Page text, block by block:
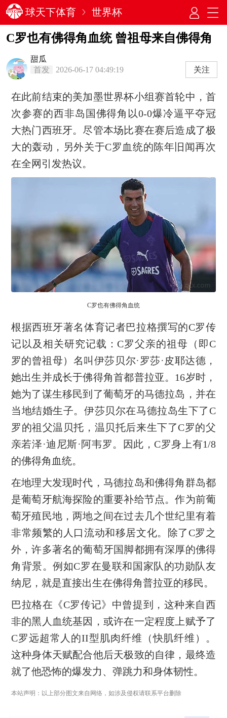
球天下体育 世界杯
C罗也有佛得角血统 曾祖母来自佛得角
甜瓜
首发
2026-06-17 04:49:19 关注
在此前结束的美加墨世界杯小组赛首轮中，首
次参赛的西非岛国佛得角以0-0爆冷逼平夺冠
大热门西班牙。尽管本场比赛在赛后造成了极
大的轰动，另外关于C罗血统的陈年旧闻再次
在全网引发热议。
C罗也有佛得角血统
根据西班牙著名体育记者巴拉格撰写的C罗传
记以及相关研究记载：C罗父亲的祖母（即C
罗的曾祖母）名叫伊莎贝尔·罗莎·皮耶达德，
她出生并成长于佛得角首都普拉亚。16岁时，
她为了谋生移民到了葡萄牙的马德拉岛，并在
当地结婚生子。伊莎贝尔在马德拉岛生下了C
罗的祖父温贝托，温贝托后来生下了C罗的父
亲若泽·迪尼斯·阿韦罗。因此，C罗身上有1/8
的佛得角血统。
在地理大发现时代，马德拉岛和佛得角群岛都
是葡萄牙航海探险的重要补给节点。作为前葡
萄牙殖民地，两地之间在过去几个世纪里有着
非常频繁的人口流动和移居文化。除了C罗之
外，许多著名的葡萄牙国脚都拥有深厚的佛得
角背景。例如C罗在曼联和国家队的功勋队友
纳尼，就是直接出生在佛得角普拉亚的移民。
巴拉格在《C罗传记》中曾提到，这种来自西
非的黑人血统基因，或许在一定程度上赋予了
C罗远超常人的II型肌肉纤维（快肌纤维）。
这种身体天赋配合他后天极致的自律，最终造
就了他恐怖的爆发力、弹跳力和身体韧性。
本站声明：以上部分图文来自网络，如涉及侵权请联系平台删除